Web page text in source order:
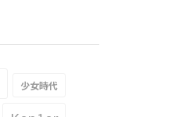
少女時代